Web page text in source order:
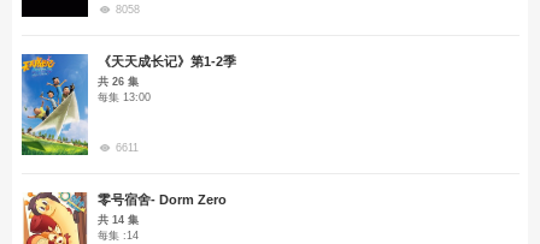
8058
《天天成长记》第1-2季
共 26 集
每集 13:00
6611
零号宿舍- Dorm Zero
共 14 集
每集 :14